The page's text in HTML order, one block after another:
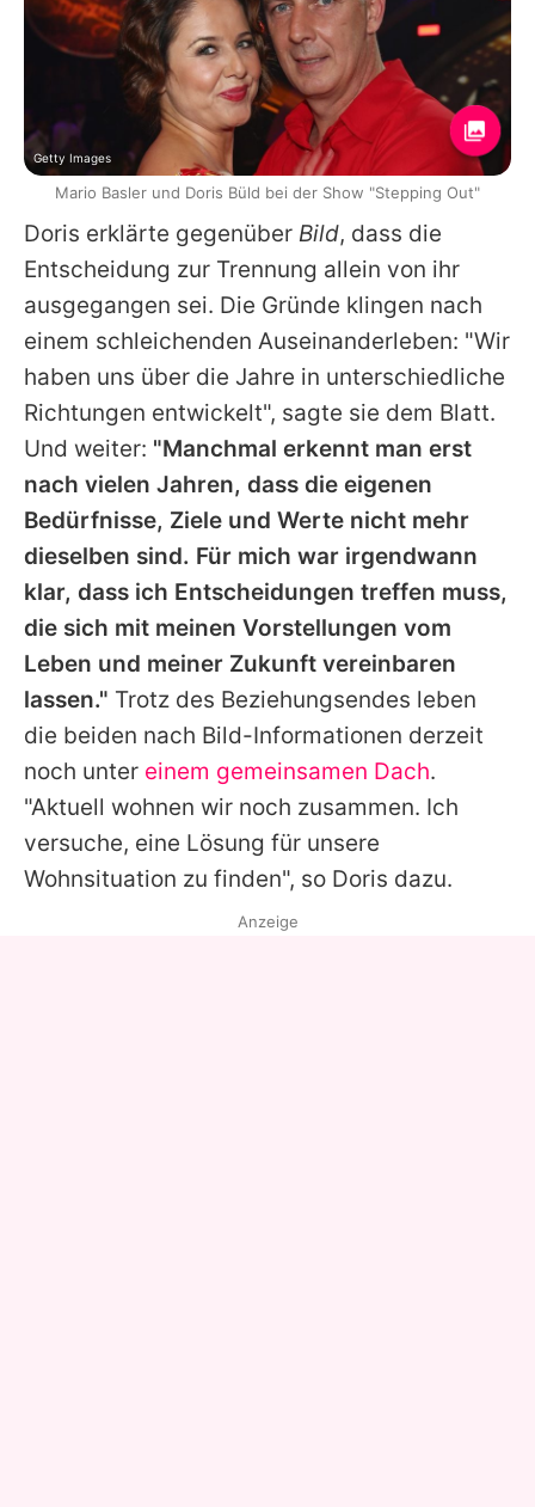
Doris erklärte gegenüber Bild, dass die
Entscheidung zur Trennung allein von ihr
ausgegangen sei. Die Gründe klingen nach
einem schleichenden Auseinanderleben: "Wir
haben uns über die Jahre in unterschiedliche
Richtungen entwickelt", sagte sie dem Blatt.
Und weiter: "Manchmal erkennt man erst
nach vielen Jahren, dass die eigenen
Bedürfnisse, Ziele und Werte nicht mehr
dieselben sind. Für mich war irgendwann
klar, dass ich Entscheidungen treffen muss,
die sich mit meinen Vorstellungen vom
Leben und meiner Zukunft vereinbaren
lassen." Trotz des Beziehungsendes leben
die beiden nach Bild-Informationen derzeit
noch unter einem gemeinsamen Dach.
"Aktuell wohnen wir noch zusammen. Ich
versuche, eine Lösung für unsere
Wohnsituation zu finden", so Doris dazu.
Getty Images
Mario Basler und Doris Büld bei der Show "Stepping Out"
Anzeige